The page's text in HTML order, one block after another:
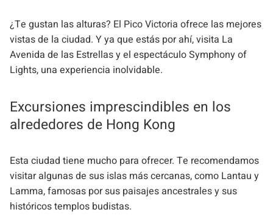
¿Te gustan las alturas? El Pico Victoria ofrece las mejores
vistas de la ciudad. Y ya que estás por ahí, visita La
Avenida de las Estrellas y el espectáculo Symphony of
Lights, una experiencia inolvidable.
Excursiones imprescindibles en los
alrededores de Hong Kong
Esta ciudad tiene mucho para ofrecer. Te recomendamos
visitar algunas de sus islas más cercanas, como Lantau y
Lamma, famosas por sus paisajes ancestrales y sus
históricos templos budistas.